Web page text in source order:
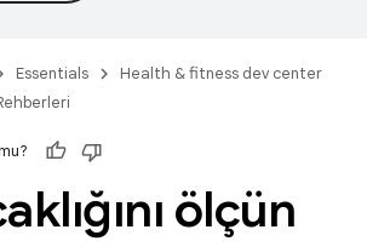
Essentials
Health & fitness dev center
ölçün